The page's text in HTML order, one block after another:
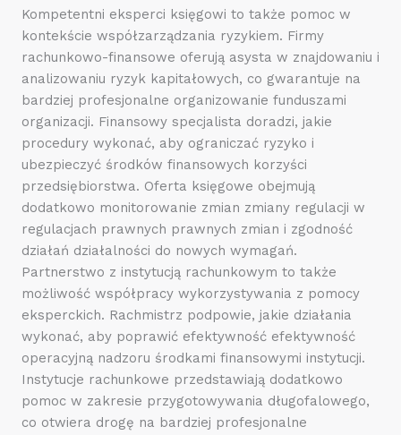
Kompetentni eksperci księgowi to także pomoc w
kontekście współzarządzania ryzykiem. Firmy
rachunkowo-finansowe oferują asysta w znajdowaniu i
analizowaniu ryzyk kapitałowych, co gwarantuje na
bardziej profesjonalne organizowanie funduszami
organizacji. Finansowy specjalista doradzi, jakie
procedury wykonać, aby ograniczać ryzyko i
ubezpieczyć środków finansowych korzyści
przedsiębiorstwa. Oferta księgowe obejmują
dodatkowo monitorowanie zmian zmiany regulacji w
regulacjach prawnych prawnych zmian i zgodność
działań działalności do nowych wymagań.
Partnerstwo z instytucją rachunkowym to także
możliwość współpracy wykorzystywania z pomocy
eksperckich. Rachmistrz podpowie, jakie działania
wykonać, aby poprawić efektywność efektywność
operacyjną nadzoru środkami finansowymi instytucji.
Instytucje rachunkowe przedstawiają dodatkowo
pomoc w zakresie przygotowywania długofalowego,
co otwiera drogę na bardziej profesjonalne